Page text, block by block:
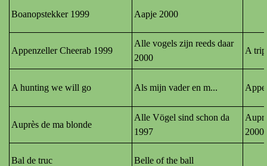
Boanopstekker 1999 Aapje 2000
Appenzeller Cheerab 1999
Alle vogels zijn reeds daar
2000
A
A hunting we will go Als mijn vader en m...
Auprès de ma blonde
Alle Vögel sind schon da
1997
2000
Bal de truc Belle of the ball